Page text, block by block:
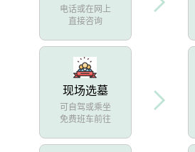
电话或在网上
直接咨询
现场选墓
可自驾或乘坐
免费班车前往